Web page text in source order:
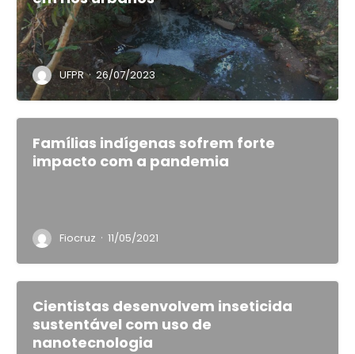
UFPR · 26/07/2023
Famílias indígenas sofrem forte
impacto com a pandemia
Fiocruz · 11/05/2021
Cientistas desenvolvem inseticida
sustentável com uso de
nanotecnologia